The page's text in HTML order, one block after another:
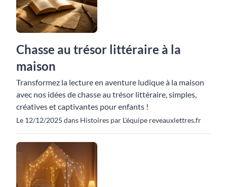
Chasse au trésor littéraire à la
maison
Transformez la lecture en aventure ludique à la maison
avec nos idées de chasse au trésor littéraire, simples,
créatives et captivantes pour enfants !
Le 12/12/2025 dans Histoires par L'équipe reveauxlettres.fr